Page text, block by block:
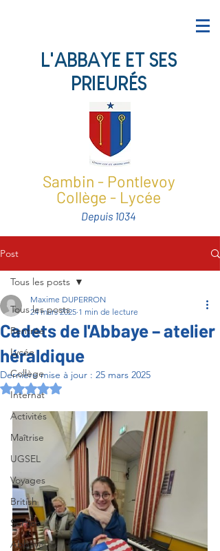
L'ABBAYE ET SES
PRIEURÉS
Sambin - Pontlevoy
Collège - Lycée
Depuis 1034
Post
Tous les posts
Rentrée
Lycée
Collège
Internat
Activités
Maîtrise
UGSEL
Voyages
British
Sorties
Abbaye
Tous les posts
Cadets de l'Abbaye – atelier
héraldique
Maxime DUPERRON
24 mars 2025 1 min de lecture
Dernière mise à jour : 25 mars 2025
Noté NaN étoiles sur 5.